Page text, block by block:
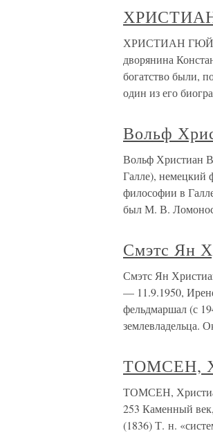
ХРИСТИАН
дворянина
богатство были,
один из его
Вольф
Вольф Христиан
Галле), немецкий
философии в
был М. В.
Смэтс Ян
Смэтс Ян
— 11.9.1950,
фельдмаршал (с
землевладельца.
ТОМСЕН,
ТОМСЕН, Христиан
253 Каменный
(1836) Т. н.